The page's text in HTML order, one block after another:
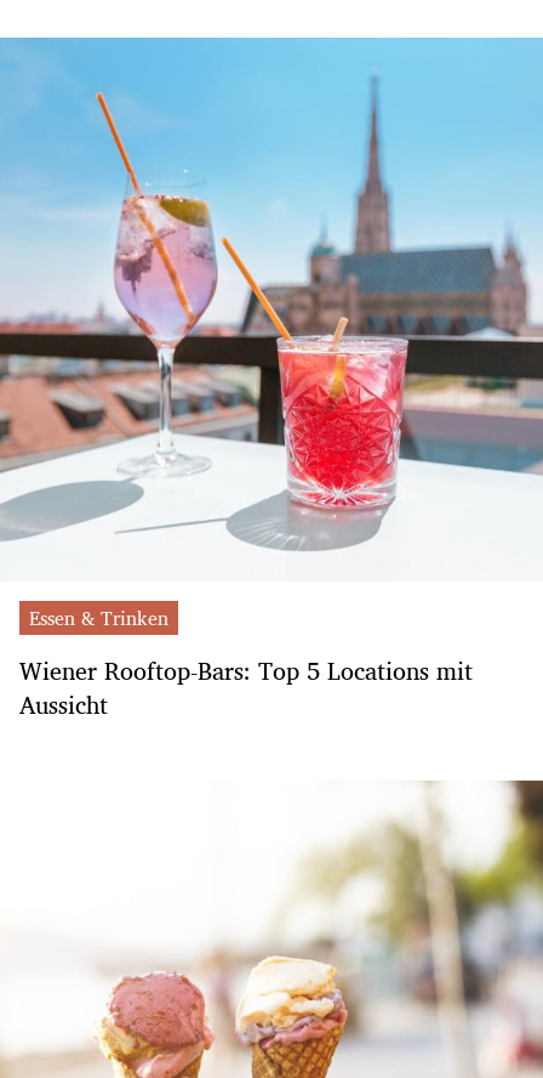
Essen & Trinken
Wiener Rooftop-Bars: Top 5 Locations mit
Aussicht